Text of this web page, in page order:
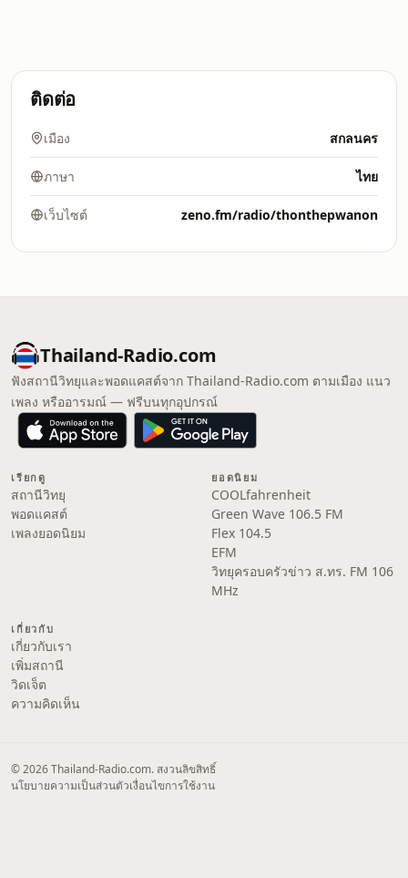
ติดต่อ
เมือง สกลนคร
ภาษา ไทย
เว็บไซต์ zeno.fm/radio/thonthepwanon
Thailand-Radio.com
ฟังสถานีวิทยุและพอดแคสต์จาก Thailand-Radio.com ตามเมือง แนว
เพลง หรืออารมณ์ — ฟรีบนทุกอุปกรณ์
เรียกดู
สถานีวิทยุ
พอดแคสต์
เพลงยอดนิยม
ยอดนิยม
COOLfahrenheit
Green Wave 106.5 FM
Flex 104.5
EFM
วิทยุครอบครัวข่าว ส.ทร. FM 106
MHz
เกี่ยวกับ
เกี่ยวกับเรา
เพิ่มสถานี
วิดเจ็ต
ความคิดเห็น
© 2026 Thailand-Radio.com. สงวนลิขสิทธิ์
นโยบายความเป็นส่วนตัวเงื่อนไขการใช้งาน